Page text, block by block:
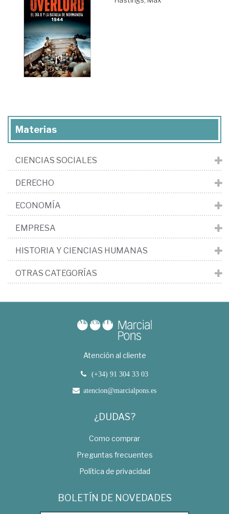
Materias
CIENCIAS SOCIALES
DERECHO
ECONOMÍA
EMPRESA
HISTORIA Y CIENCIAS HUMANAS
OTRAS CATEGORÍAS
Atención al cliente
(+34) 91 304 33 03
atencion@marcialpons.es
¿DUDAS?
Como comprar
Preguntas frecuentes
Política de privacidad
BOLETÍN DE NOVEDADES